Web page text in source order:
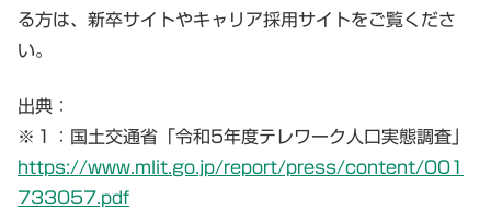
る方は、新卒サイトやキャリア採用サイトをご覧くださ
い。
出典：
※１：国土交通省「令和5年度テレワーク人口実態調査」
https://www.mlit.go.jp/report/press/content/001
733057.pdf